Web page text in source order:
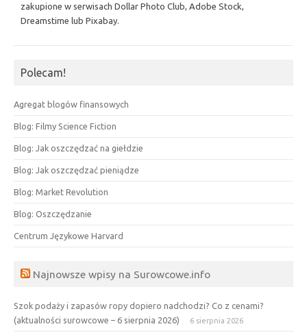
zakupione w serwisach Dollar Photo Club, Adobe Stock,
Dreamstime lub Pixabay.
Polecam!
Agregat blogów finansowych
Blog: Filmy Science Fiction
Blog: Jak oszczędzać na giełdzie
Blog: Jak oszczędzać pieniądze
Blog: Market Revolution
Blog: Oszczędzanie
Centrum Językowe Harvard
Najnowsze wpisy na Surowcowe.info
Szok podaży i zapasów ropy dopiero nadchodzi? Co z cenami?
(aktualności surowcowe – 6 sierpnia 2026)
6 sierpnia 2026